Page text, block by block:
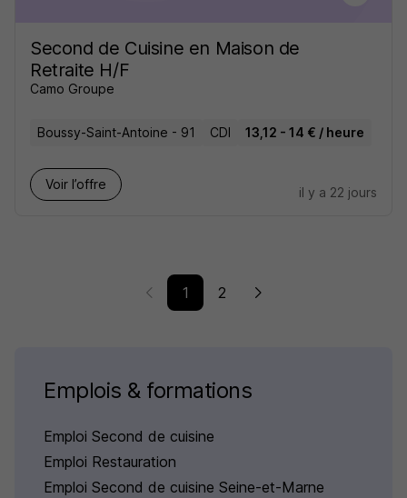
Second de Cuisine en Maison de
Retraite H/F
Camo Groupe
Boussy-Saint-Antoine - 91 CDI 13,12 - 14 € / heure
Voir l’offre
il y a 22 jours
1 2
Emplois & formations
Emploi Second de cuisine
Emploi Restauration
Emploi Second de cuisine Seine-et-Marne